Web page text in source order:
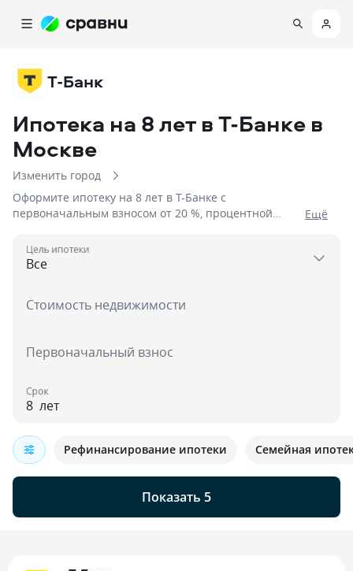
Т-Банк
Ипотека на 8 лет в Т-Банке в
Москве
Изменить город
Оформите ипотеку на 8 лет в Т-Банке с
первоначальным взносом от 20 %, процентной
Eщё
Цель ипотеки
Стоимость недвижимости
Первоначальный взнос
лет
Срок
Показать 5
Рефинансирование ипотеки Семейная